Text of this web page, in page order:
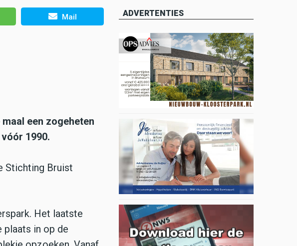
Mail
een zogeheten
1990.
Stichting Bruist
Het laatste
plaats in op de
ADVERTENTIES